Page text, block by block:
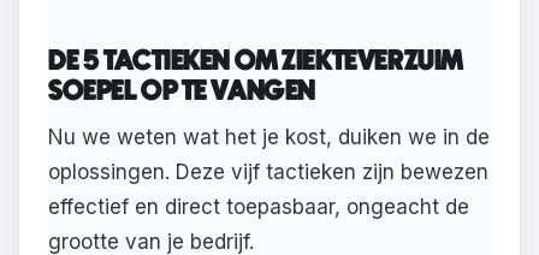
DE 5 TACTIEKEN OM ZIEKTEVERZUIM
SOEPEL OP TE VANGEN
Nu we weten wat het je kost, duiken we in de
oplossingen. Deze vijf tactieken zijn bewezen
effectief en direct toepasbaar, ongeacht de
grootte van je bedrijf.